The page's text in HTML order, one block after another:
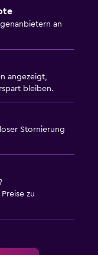
an
angezeigt,
bleiben.
Stornierung
zu